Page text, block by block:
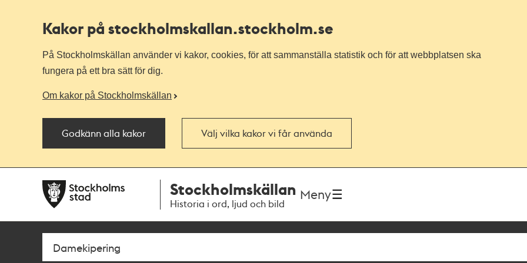
Kakor på stockholmskallan.stockholm.se
På Stockholmskällan använder vi kakor, cookies, för att sammanställa statistik och för att webbplatsen ska
fungera på ett bra sätt för dig.
Om kakor på Stockholmskällan
Godkänn alla kakor Välj vilka kakor vi får använda
navigationen
huvudinnehållet
Stockholmskällan
Historia i ord, ljud och bild
Meny
Sök